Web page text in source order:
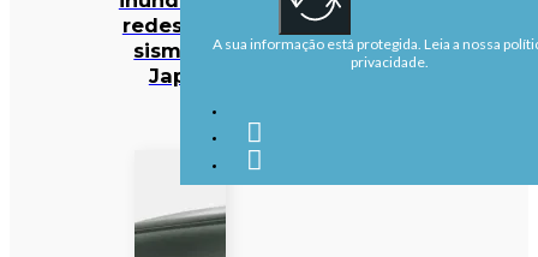
redes após
sismo no
Japão
A sua informação está protegida. Leia a nossa
privacidade.